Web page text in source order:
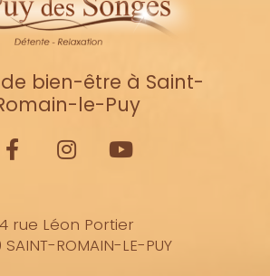
bien-être à Saint-
le-Puy
4 rue Léon Portier
SAINT-ROMAIN-LE-PUY